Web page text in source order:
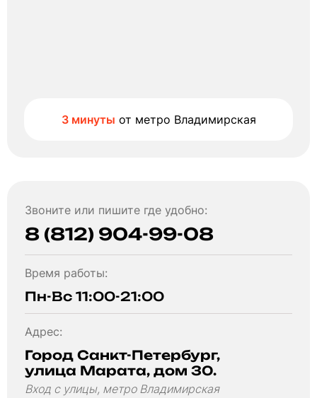
3 минуты от метро Владимирская
Звоните или пишите где удобно:
8 (812) 904-99-08
Время работы:
Пн-Вс 11:00-21:00
Адрес:
Город Санкт-Петербург,
улица Марата, дом 30.
Вход с улицы, метро Владимирская